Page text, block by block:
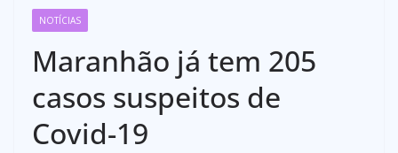
NOTÍCIAS
Maranhão já tem 205
casos suspeitos de
Covid-19